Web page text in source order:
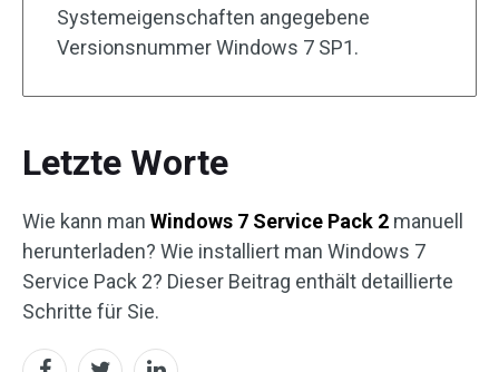
Systemeigenschaften angegebene
Versionsnummer Windows 7 SP1.
Letzte Worte
Wie kann man Windows 7 Service Pack 2 manuell
herunterladen? Wie installiert man Windows 7
Service Pack 2? Dieser Beitrag enthält detaillierte
Schritte für Sie.